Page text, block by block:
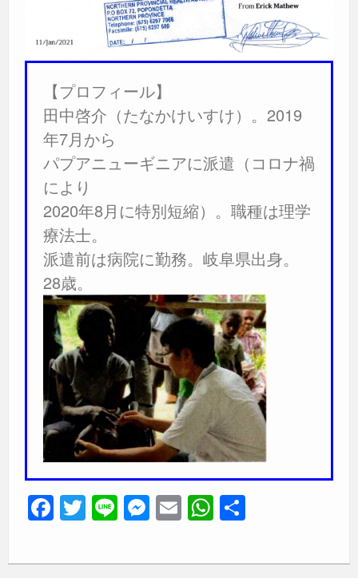
【プロフィール】
田中啓介（たなかけいすけ）。2019
年7月から
パプアニューギニアに派遣（コロナ禍
により
2020年8月に特別短縮）。職種は理学
療法士。
派遣前は病院に勤務。岐阜県出身。
28歳。
F
a
c
T
wi
tt
Li
n
e
M
e
ss
E
m
ail
W
h
at